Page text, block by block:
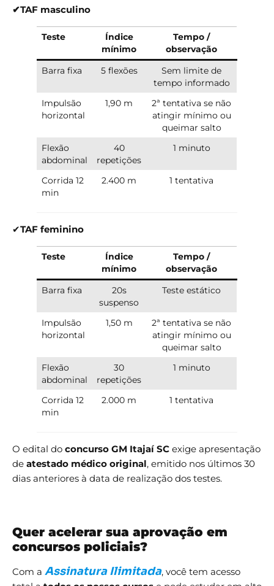
✔TAF masculino
Teste
Índice
mínimo
Tempo /
observação
Barra fixa 5 flexões
Sem limite de
tempo informado
Impulsão
horizontal
1,90 m
2ª tentativa se não
atingir mínimo ou
queimar salto
Flexão
abdominal
40
repetições
1 minuto
Corrida 12
min
2.400 m 1 tentativa
✔TAF feminino
Teste
Índice
mínimo
Tempo /
observação
Barra fixa
20s
suspenso
Teste estático
Impulsão
horizontal
1,50 m
2ª tentativa se não
atingir mínimo ou
queimar salto
Flexão
abdominal
30
repetições
1 minuto
Corrida 12
min
2.000 m 1 tentativa
O edital do concurso GM Itajaí SC exige apresentação
de atestado médico original, emitido nos últimos 30
dias anteriores à data de realização dos testes.
Quer acelerar sua aprovação em
concursos policiais?
Com a Assinatura Ilimitada, você tem acesso